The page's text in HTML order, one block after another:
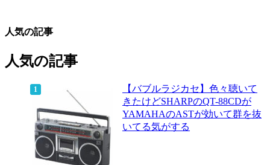
人気の記事
人気の記事
【バブルラジカセ】色々聴いて
きたけどSHARPのQT-88CDが
YAMAHAのASTが効いて群を抜
いてる気がする